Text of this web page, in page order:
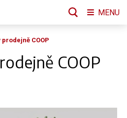
COOP
COOP
MENU